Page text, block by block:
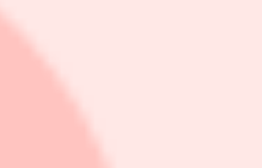
Aktien stängde på
från banken på torsdagen.
från banken på torsdagen.